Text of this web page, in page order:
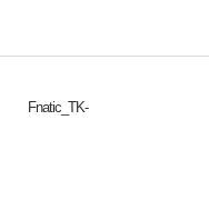
Fnatic_TK-